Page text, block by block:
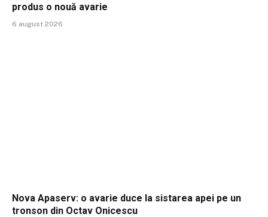
produs o nouă avarie
6 august 2026
Nova Apaserv: o avarie duce la sistarea apei pe un
tronson din Octav Onicescu